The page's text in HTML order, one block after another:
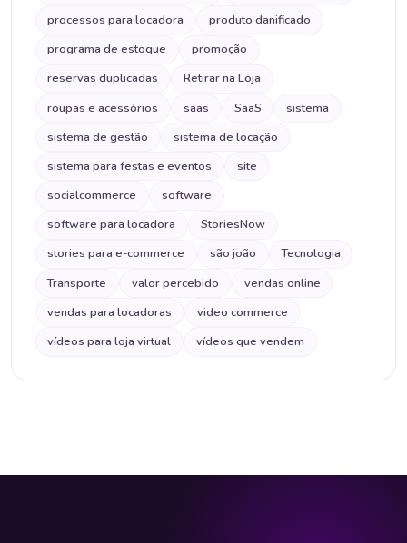
processos para locadora
produto danificado
programa de estoque
promoção
reservas duplicadas
Retirar na Loja
roupas e acessórios
saas SaaS
sistema
sistema de gestão
sistema de locação
sistema para festas e eventos
site
socialcommerce
software
software para locadora
StoriesNow
stories para e-commerce
são joão
Tecnologia
Transporte
valor percebido
vendas online
vendas para locadoras
video commerce
vídeos para loja virtual
vídeos que vendem